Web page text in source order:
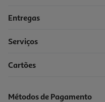
Entregas
Serviços
Cartões
Métodos de Pagamento